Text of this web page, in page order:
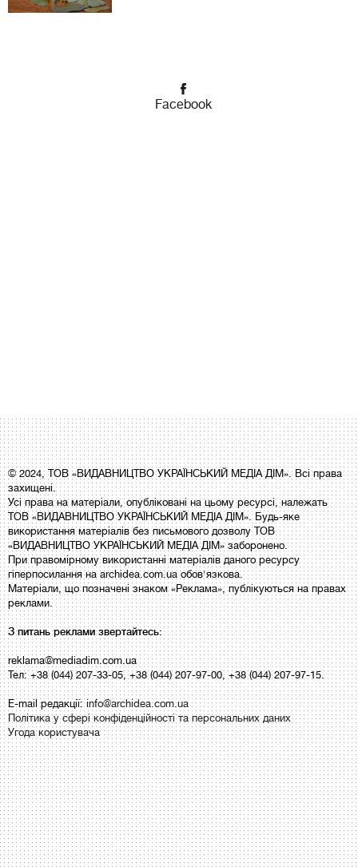
Facebook
© 2024, ТОВ «ВИДАВНИЦТВО УКРАЇНСЬКИЙ МЕДІА ДІМ». Всі права
захищені.
Усі права на матеріали, опубліковані на цьому ресурсі, належать
ТОВ «ВИДАВНИЦТВО УКРАЇНСЬКИЙ МЕДІА ДІМ». Будь-яке
використання матеріалів без письмового дозволу ТОВ
«ВИДАВНИЦТВО УКРАЇНСЬКИЙ МЕДІА ДІМ» заборонено.
При правомірному використанні матеріалів даного ресурсу
гіперпосилання на archidea.com.ua обов'язкова.
Матеріали, що позначені знаком «Реклама», публікуються на правах
реклами.
З питань реклами звертайтесь:
reklama@mediadim.com.ua
Тел: +38 (044) 207-33-05, +38 (044) 207-97-00, +38 (044) 207-97-15.
E-mail редакції:info@archidea.com.ua
Політика у сфері конфіденційності та персональних даних
Угода користувача